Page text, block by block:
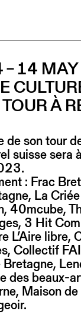
– 14
À
de son tour
suisse sera
: Frac
La
40mcube,
3 Hit
L’Aire libre,
Collectif
Bretagne,
des beaux-
Maison